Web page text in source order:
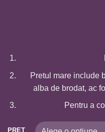
Pretul mare include
alba de brodat, ac
Pentru a
PRET